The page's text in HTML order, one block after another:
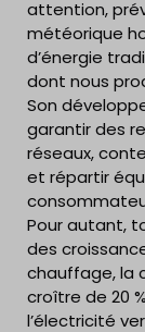
attention,
météorique
d’énergie
dont nous
Son
garantir des
réseaux,
et répartir
Pour autant,
des
chauffage, la
croître de 20
l’électricité